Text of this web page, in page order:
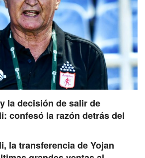
la decisión de salir de
confesó la razón detrás del
la transferencia de Yojan